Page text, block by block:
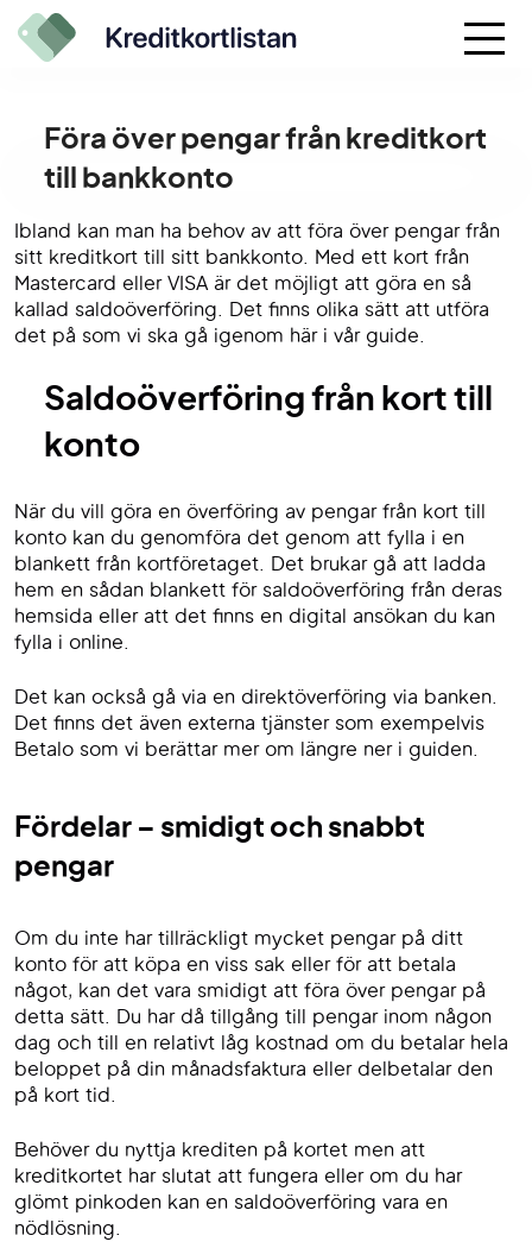
Föra över pengar från kreditkort
till bankkonto
Ibland kan man ha behov av att föra över pengar från
sitt kreditkort till sitt bankkonto. Med ett kort från
Mastercard eller VISA är det möjligt att göra en så
kallad saldoöverföring. Det finns olika sätt att utföra
det på som vi ska gå igenom här i vår guide.
Saldoöverföring från kort till
konto
När du vill göra en överföring av pengar från kort till
konto kan du genomföra det genom att fylla i en
blankett från kortföretaget. Det brukar gå att ladda
hem en sådan blankett för saldoöverföring från deras
hemsida eller att det finns en digital ansökan du kan
fylla i online.
Det kan också gå via en direktöverföring via banken.
Det finns det även externa tjänster som exempelvis
Betalo som vi berättar mer om längre ner i guiden.
Fördelar – smidigt och snabbt
pengar
Om du inte har tillräckligt mycket pengar på ditt
konto för att köpa en viss sak eller för att betala
något, kan det vara smidigt att föra över pengar på
detta sätt. Du har då tillgång till pengar inom någon
dag och till en relativt låg kostnad om du betalar hela
beloppet på din månadsfaktura eller delbetalar den
på kort tid.
Behöver du nyttja krediten på kortet men att
kreditkortet har slutat att fungera eller om du har
glömt pinkoden kan en saldoöverföring vara en
nödlösning.